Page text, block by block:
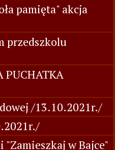
pamięta" akcja
przedszkolu
PUCHATKA
/13.10.2021r./
w Bajce"